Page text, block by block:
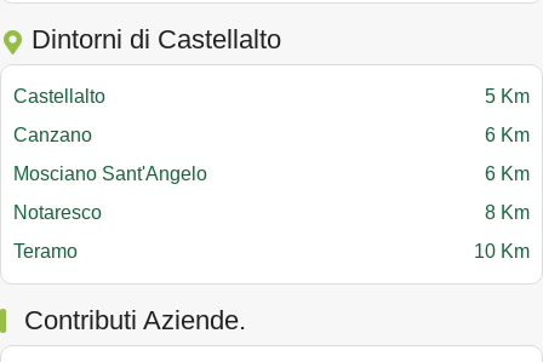
Dintorni di Castellalto
Castellalto
5 Km
Canzano
6 Km
Mosciano Sant'Angelo
6 Km
Notaresco
8 Km
Teramo
10 Km
Contributi Aziende.